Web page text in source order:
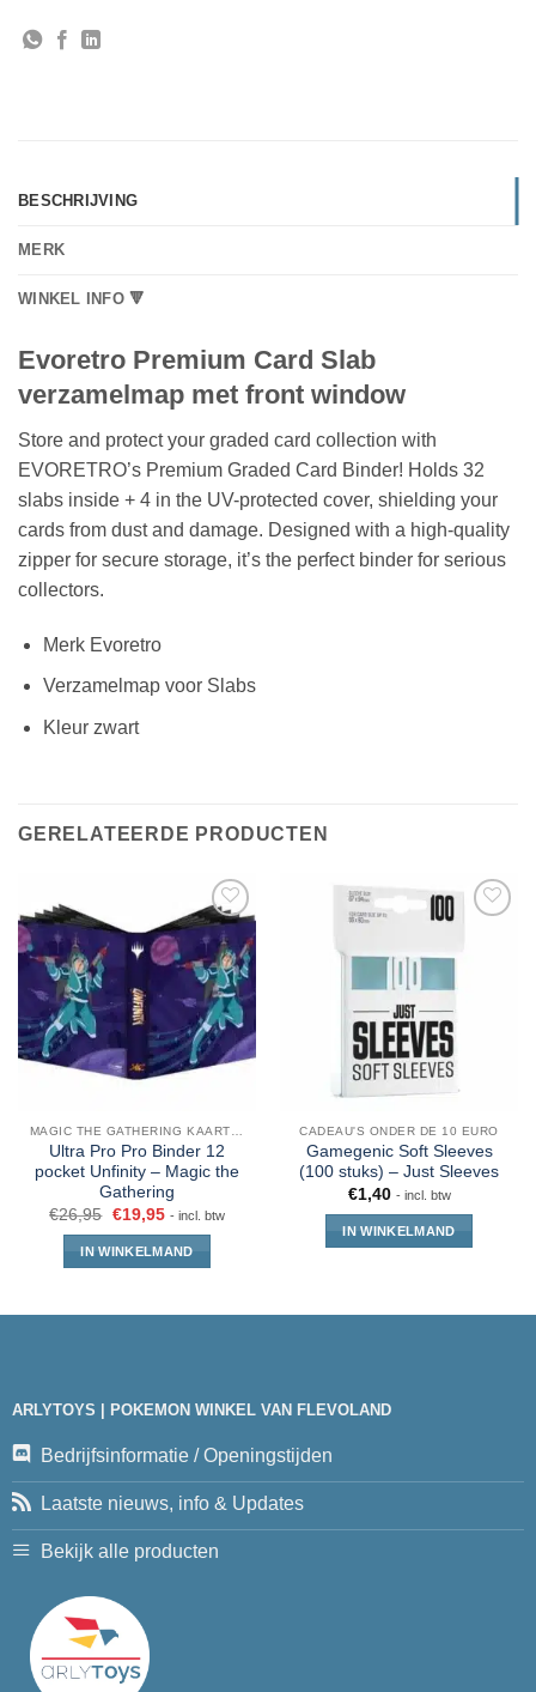
BESCHRIJVING
MERK
WINKEL INFO 🔻
Evoretro Premium Card Slab
verzamelmap met front window
Store and protect your graded card collection with
EVORETRO’s Premium Graded Card Binder! Holds 32
slabs inside + 4 in the UV-protected cover, shielding your
cards from dust and damage. Designed with a high-quality
zipper for secure storage, it’s the perfect binder for serious
collectors.
Merk Evoretro
Verzamelmap voor Slabs
Kleur zwart
GERELATEERDE PRODUCTEN
Ultra Pro Pro Binder 12
pocket Unfinity – Magic the
Gathering
€26,95 €19,95 - incl. btw
IN WINKELMAND
CADEAU'S ONDER DE 10 EURO
Gamegenic Soft Sleeves
(100 stuks) – Just Sleeves
€1,40 - incl. btw
IN WINKELMAND
ARLYTOYS | POKEMON WINKEL VAN FLEVOLAND
Bedrijfsinformatie / Openingstijden
Laatste nieuws, info & Updates
Bekijk alle producten